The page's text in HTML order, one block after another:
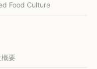
Food Culture
要